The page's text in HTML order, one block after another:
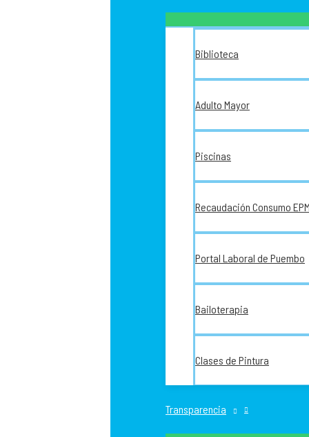
Biblioteca
Adulto Mayor
Piscinas
Recaudación Consumo
Portal Laboral de Puembo
Bailoterapia
Clases de Pintura
Transparencia